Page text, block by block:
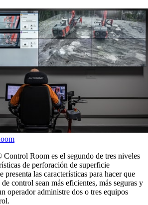
Room es el segundo de tres niveles
de perforación de superficie
presenta las características para hacer que
control sean más eficientes, más seguras y
operador administre dos o tres equipos